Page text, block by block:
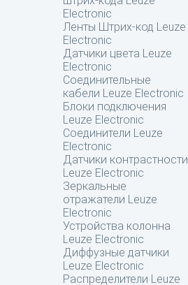
Electronic
Ленты Штрих-код Leuze
Electronic
Датчики цвета Leuze
Electronic
Соединительные
кабели Leuze Electronic
Блоки подключения
Leuze Electronic
Соединители Leuze
Electronic
Датчики контрастности
Leuze Electronic
Зеркальные
отражатели Leuze
Electronic
Устройства колонна
Leuze Electronic
Диффузные датчики
Leuze Electronic
Распределители Leuze